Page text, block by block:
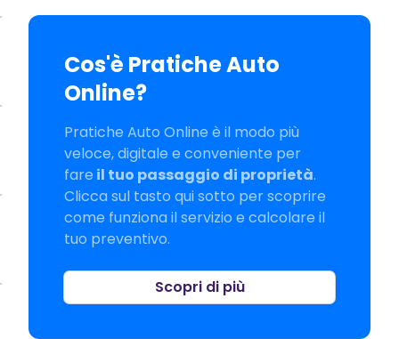
Cos'è Pratiche Auto
Online?
Pratiche Auto Online è il modo più
veloce, digitale e conveniente per
fare il tuo passaggio di proprietà.
Clicca sul tasto qui sotto per scoprire
come funziona il servizio e calcolare il
tuo preventivo.
Scopri di più